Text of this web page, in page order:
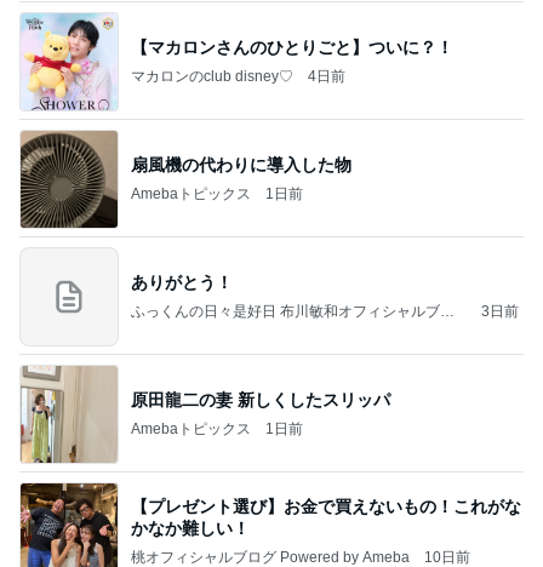
【マカロンさんのひとりごと】ついに？！
マカロンのclub disney♡ 4日前
扇風機の代わりに導入した物
Amebaトピックス 1日前
ありがとう！
ふっくんの日々是好日 布川敏和オフィシャルブロ
3日前
原田龍二の妻 新しくしたスリッパ
Amebaトピックス 1日前
【プレゼント選び】お金で買えないもの！これがな
かなか難しい！
桃オフィシャルブログ Powered by Ameba 10日前